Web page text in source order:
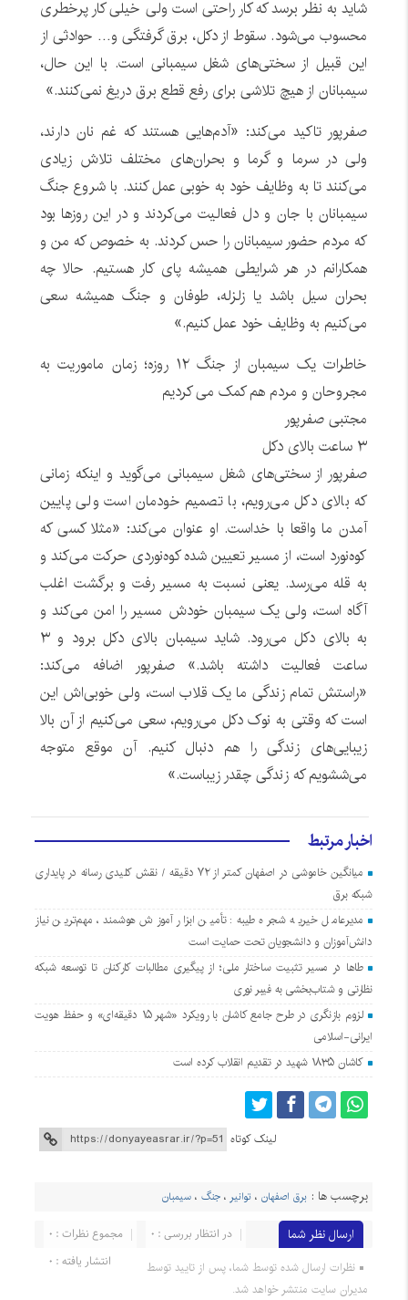
شاید به نظر برسد که کار راحتی است ولی خیلی کار پرخطری
محسوب می‌شود. سقوط از دکل، برق گرفتگی و… حوادثی از
این قبیل از سختی‌های شغل سیمبانی است. با این حال،
سیمبانان از هیچ تلاشی برای رفع قطع برق دریغ نمی‌کنند.»
صفرپور تاکید می‌کند: «آدم‌هایی هستند که غم نان دارند،
ولی در سرما و گرما و بحران‌های مختلف تلاش زیادی
می‌کنند تا به وظایف خود به خوبی عمل کنند. با شروع جنگ
سیمبانان با جان و دل فعالیت می‌کردند و در این روزها بود
که مردم حضور سیمبانان را حس کردند. به خصوص که من و
همکارانم در هر شرایطی همیشه پای کار هستیم. حالا چه
بحران سیل باشد یا زلزله، طوفان و جنگ همیشه سعی
می‌کنیم به وظایف خود عمل کنیم.»
خاطرات یک سیمبان از جنگ ۱۲ روزه؛ زمان ماموریت به
مجروحان و مردم هم کمک می کردیم
مجتبی صفرپور
۳ ساعت بالای دکل
صفرپور از سختی‌های شغل سیمبانی می‌گوید و اینکه زمانی
که بالای دکل می‌رویم، با تصمیم خودمان است ولی پایین
آمدن ما واقعا با خداست. او عنوان می‌کند: «مثلا کسی که
کوه‌نورد است، از مسیر تعیین شده کوه‌نوردی حرکت می‌کند و
به قله می‌رسد. یعنی نسبت به مسیر رفت و برگشت اغلب
آگاه است، ولی یک سیمبان خودش مسیر را امن می‌کند و
به بالای دکل می‌رود. شاید سیمبان بالای دکل برود و ۳
ساعت فعالیت داشته باشد.» صفرپور اضافه می‌کند:
«راستش تمام زندگی ما یک قلاب است، ولی خوبی‌اش این
است که وقتی به نوک دکل می‌رویم، سعی می‌کنیم از آن بالا
زیبایی‌های زندگی را هم دنبال کنیم. آن موقع متوجه
می‌ششویم که زندگی چقدر زیباست.»
اخبار مرتبط
میانگین خاموشی در اصفهان کمتر از ۷۲ دقیقه / نقش کلیدی رسانه در پایداری
شبکه برق
مدیرعامل خیریه شجره طیبه: تأمین ابزار آموزش هوشمند، مهم‌ترین نیاز
دانش‌آموزان و دانشجویان تحت حمایت است
طاها در مسیر تثبیت ساختار ملی؛ از پیگیری مطالبات کارکنان تا توسعه شبکه
نظارتی و شتاب‌بخشی به فیبر نوری
لزوم بازنگری در طرح جامع کاشان با رویکرد «شهر ۱۵ دقیقه‌ای» و حفظ هویت
ایرانی-اسلامی
کاشان ۱۸۳۵ شهید در تقدیم انقلاب کرده است
لینک کوتاه
برچسب ها : برق اصفهان ،توانیر ،جنگ ،سیمبان
ارسال نظر شما مجموع نظرات : 0
در انتظار بررسی : 0
انتشار یافته : 0
نظرات ارسال شده توسط شما، پس از تایید توسط
مدیران سایت منتشر خواهد شد.